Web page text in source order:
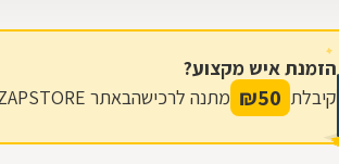
הזמנת איש מקצוע?
קיבלת 50
₪ מתנה לרכישהבאתר ZAPSTORE